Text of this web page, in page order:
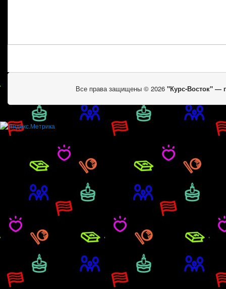
Все права защищены © 2026 "Курс-Восток" —